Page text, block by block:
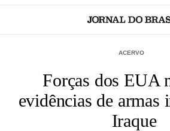
ACERVO
Forças dos EUA
evidências de armas
Iraque